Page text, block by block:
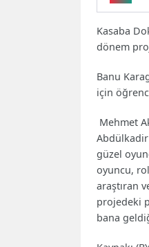
Özet
Kasaba
dönem
Banu
için
Mehmet
Abdülkadir
güzel
oyuncu,
araştıran
projedeki
bana